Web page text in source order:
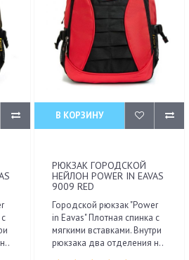
В КОРЗИНУ
РЮКЗАК ГОРОДСКОЙ
НЕЙЛОН POWER IN EAVAS
9009 RED
Городской рюкзак "Power
in Eavas" Плотная спинка с
мягкими вставками. Внутри
рюкзака два отделения н..